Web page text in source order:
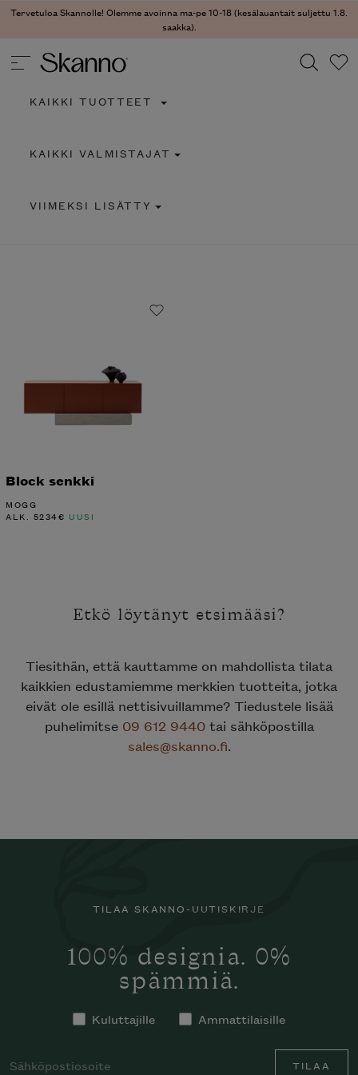
Tervetuloa Skannolle! Olemme avoinna ma-pe 10-18 (kesälauantait suljettu 1.8.
saakka).
Type 2 or more characters for results.
KAIKKI TUOTTEET
KAIKKI VALMISTAJAT
VIIMEKSI LISÄTTY
Block senkki
MOGG
ALK. 5234€ UUSI
Etkö löytänyt etsimääsi?
Tiesithän, että kauttamme on mahdollista tilata
kaikkien edustamiemme merkkien tuotteita, jotka
eivät ole esillä nettisivuillamme? Tiedustele lisää
puhelimitse 09 612 9440tai sähköpostilla
sales@skanno.fi.
TILAA SKANNO-UUTISKIRJE
100% designia. 0%
spämmiä.
Kuluttajille Ammattilaisille
TILAA